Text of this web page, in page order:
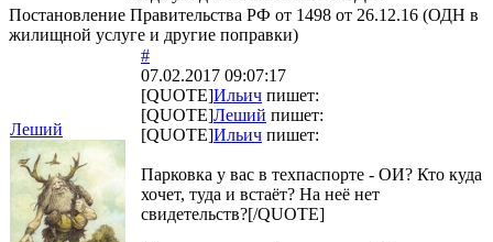
Постановление Правительства РФ от 1498 от 26.12.16 (ОДН в
жилищной услуге и другие поправки)
Леший
#
07.02.2017 09:07:17
[QUOTE]Ильич пишет:
[QUOTE]Леший пишет:
[QUOTE]Ильич пишет:
Парковка у вас в техпаспорте - ОИ? Кто куда
хочет, туда и встаёт? На неё нет
свидетельств?[/QUOTE]